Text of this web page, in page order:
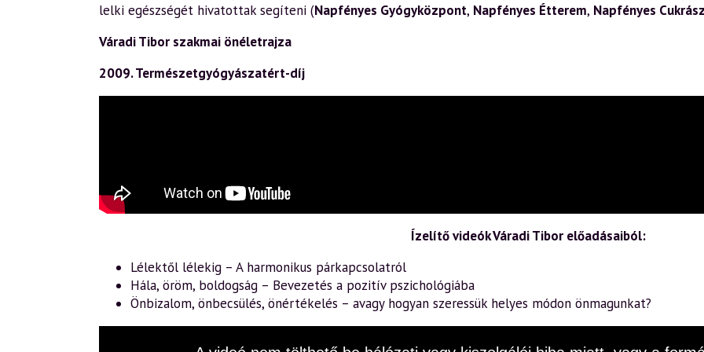
lelki egészségét hivatottak segíteni (Napfényes Gyógyközpont, Napfényes Étterem, Napfényes
Váradi Tibor szakmai önéletrajza
2009. Természetgyógyászatért-díj
Ízelítő videók Váradi Tibor előadásaiból:
Lélektől lélekig – A harmonikus párkapcsolatról
Hála, öröm, boldogság – Bevezetés a pozitív pszichológiába
Önbizalom, önbecsülés, önértékelés – avagy hogyan szeressük helyes módon önmagunkat?